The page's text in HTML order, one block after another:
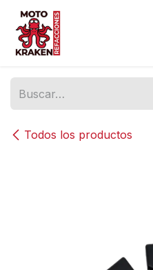
Ir al contenido
Todos los productos